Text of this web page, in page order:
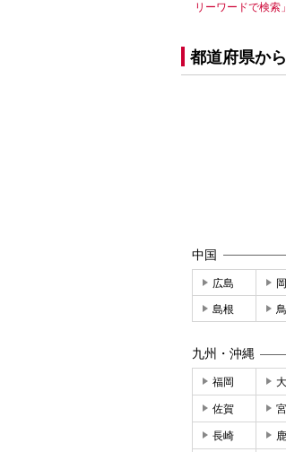
リーワードで検索
都道府県か
中国
広島
島根
九州・沖縄
福岡
佐賀
長崎